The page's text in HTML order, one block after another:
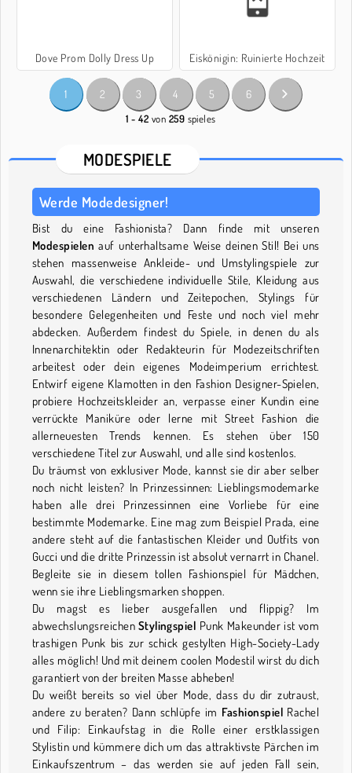
Dove Prom Dolly Dress Up Eiskönigin: Ruinierte Hochzeit
1 2 3 4 5 6
1 - 42 von 259 spieles
MODESPIELE
Werde Modedesigner!
Bist du eine Fashionista? Dann finde mit unseren
Modespielen auf unterhaltsame Weise deinen Stil! Bei uns
stehen massenweise Ankleide- und Umstylingspiele zur
Auswahl, die verschiedene individuelle Stile, Kleidung aus
verschiedenen Ländern und Zeitepochen, Stylings für
besondere Gelegenheiten und Feste und noch viel mehr
abdecken. Außerdem findest du Spiele, in denen du als
Innenarchitektin oder Redakteurin für Modezeitschriften
arbeitest oder dein eigenes Modeimperium errichtest.
Entwirf eigene Klamotten in den Fashion Designer-Spielen,
probiere Hochzeitskleider an, verpasse einer Kundin eine
verrückte Maniküre oder lerne mit Street Fashion die
allerneuesten Trends kennen. Es stehen über 150
verschiedene Titel zur Auswahl, und alle sind kostenlos.
Du träumst von exklusiver Mode, kannst sie dir aber selber
noch nicht leisten? In Prinzessinnen: Lieblingsmodemarke
haben alle drei Prinzessinnen eine Vorliebe für eine
bestimmte Modemarke. Eine mag zum Beispiel Prada, eine
andere steht auf die fantastischen Kleider und Outfits von
Gucci und die dritte Prinzessin ist absolut vernarrt in Chanel.
Begleite sie in diesem tollen Fashionspiel für Mädchen,
wenn sie ihre Lieblingsmarken shoppen.
Du magst es lieber ausgefallen und flippig? Im
abwechslungsreichen Stylingspiel Punk Makeunder ist vom
trashigen Punk bis zur schick gestylten High-Society-Lady
alles möglich! Und mit deinem coolen Modestil wirst du dich
garantiert von der breiten Masse abheben!
Du weißt bereits so viel über Mode, dass du dir zutraust,
andere zu beraten? Dann schlüpfe im Fashionspiel Rachel
und Filip: Einkaufstag in die Rolle einer erstklassigen
Stylistin und kümmere dich um das attraktivste Pärchen im
Einkaufszentrum – das werden sie auf jeden Fall sein,